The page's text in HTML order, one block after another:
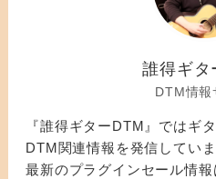
誰得ギタ
DTM情報
『誰得ギターDTM』ではギ
DTM関連情報を発信していま
最新のプラグインセール情